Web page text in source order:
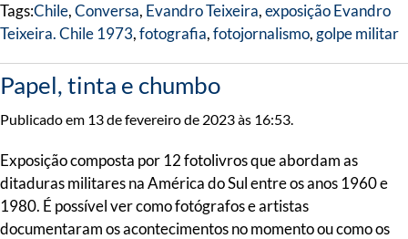
Tags:Chile,Conversa, Evandro Teixeira,exposição Evandro
Teixeira. Chile 1973,fotografia,fotojornalismo, golpe militar
Papel, tinta e chumbo
Publicado em 13 de fevereiro de 2023 às 16:53.
Exposição composta por 12 fotolivros que abordam as
ditaduras militares na América do Sul entre os anos 1960 e
1980. É possível ver como fotógrafos e artistas
documentaram os acontecimentos no momento ou como os